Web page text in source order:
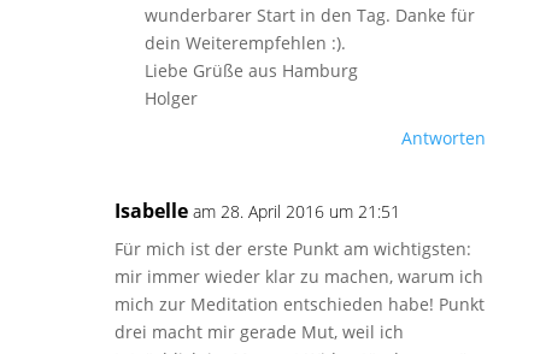
wunderbarer Start in den Tag. Danke für
dein Weiterempfehlen :).
Liebe Grüße aus Hamburg
Holger
Antworten
Isabelle am 28. April 2016 um 21:51
Für mich ist der erste Punkt am wichtigsten:
mir immer wieder klar zu machen, warum ich
mich zur Meditation entschieden habe! Punkt
drei macht mir gerade Mut, weil ich